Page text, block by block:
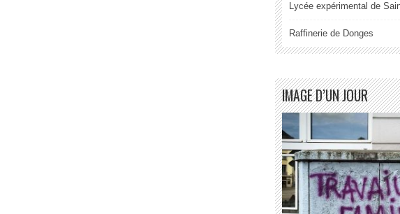
Lycée expérimental de
Raffinerie de Donges
IMAGE D’UN JOUR